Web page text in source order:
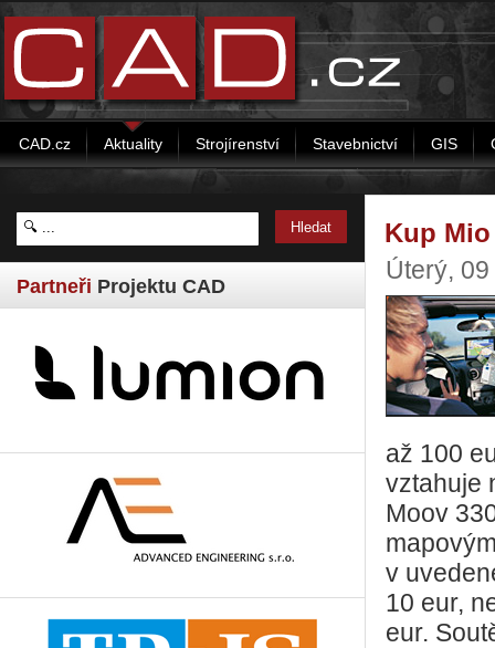
CAD.cz Aktuality Strojírenství Stavebnictví GIS
Partneři Projektu CAD
Kup
Úterý,
až 100
vztahuje
Moov
v
10 eur,
eur.